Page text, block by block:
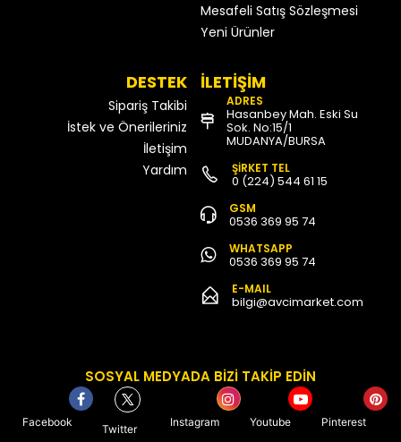
Mesafeli Satış Sözleşmesi
Yeni Ürünler
DESTEK
Sipariş Takibi
İstek ve Önerileriniz
İletişim
Yardım
İLETİŞİM
ADRES
Hasanbey Mah. Eski Su
Sok. No:15/1
MUDANYA/BURSA
ŞİRKET TEL
0 (224) 544 61 15
GSM
0536 369 95 74
WHATSAPP
0536 369 95 74
E-MAIL
bilgi@avcimarket.com
SOSYAL MEDYADA BİZİ TAKİP EDİN
Facebook
Twitter
Instagram Youtube Pinterest